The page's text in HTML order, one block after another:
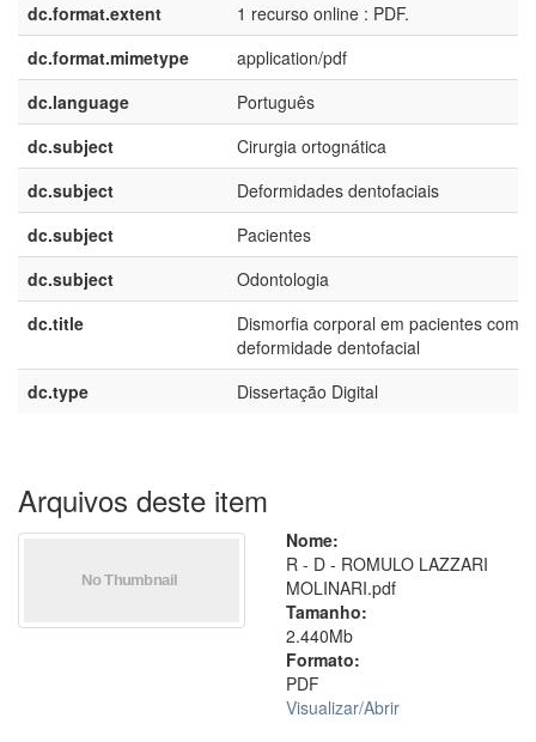
dc.format.extent
1 recurso online : PDF.
dc.format.mimetype
application/pdf
dc.language
Português
dc.subject
Cirurgia ortognática
dc.subject
Deformidades dentofaciais
dc.subject
Pacientes
dc.subject
Odontologia
dc.title
Dismorfia corporal em pacientes com
deformidade dentofacial
dc.type
Dissertação Digital
Arquivos deste item
Nome:
R - D - ROMULO LAZZARI
MOLINARI.pdf
Tamanho:
2.440Mb
Formato:
PDF
Visualizar/Abrir